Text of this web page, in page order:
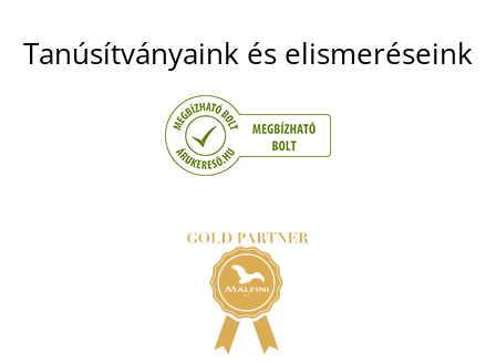
Tanúsítványaink és elismeréseink